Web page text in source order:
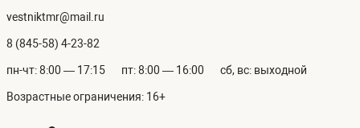
vestniktmr@mail.ru
8 (845-58) 4-23-82
пн-чт: 8:00 — 17:15 пт: 8:00 — 16:00 сб, вс: выходной
Возрастные ограничения: 16+